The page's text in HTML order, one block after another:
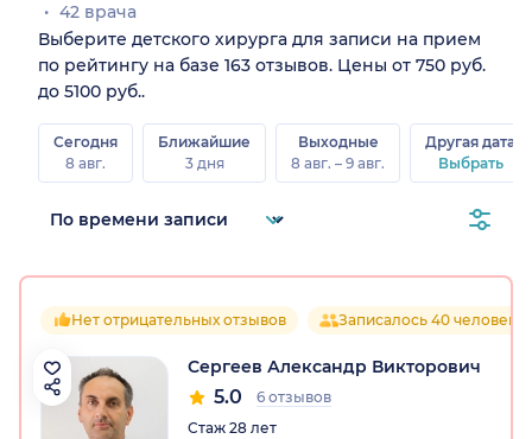
42 врача
Выберите детского хирурга для записи на прием
по рейтингу на базе 163 отзывов. Цены от 750 руб.
до 5100 руб..
Сегодня
8 авг.
Ближайшие
3 дня
Выходные
8 авг. – 9 авг.
Другая дата
Выбрать
Нет отрицательных отзывов Записалось 40 человек
Сергеев Александр Викторович
5.0
6 отзывов
Стаж 28 лет